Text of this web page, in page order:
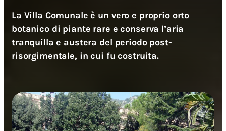
La Villa Comunale è un vero e proprio orto
botanico di piante rare e conserva l’aria
tranquilla e austera del periodo post-
risorgimentale, in cui fu costruita.